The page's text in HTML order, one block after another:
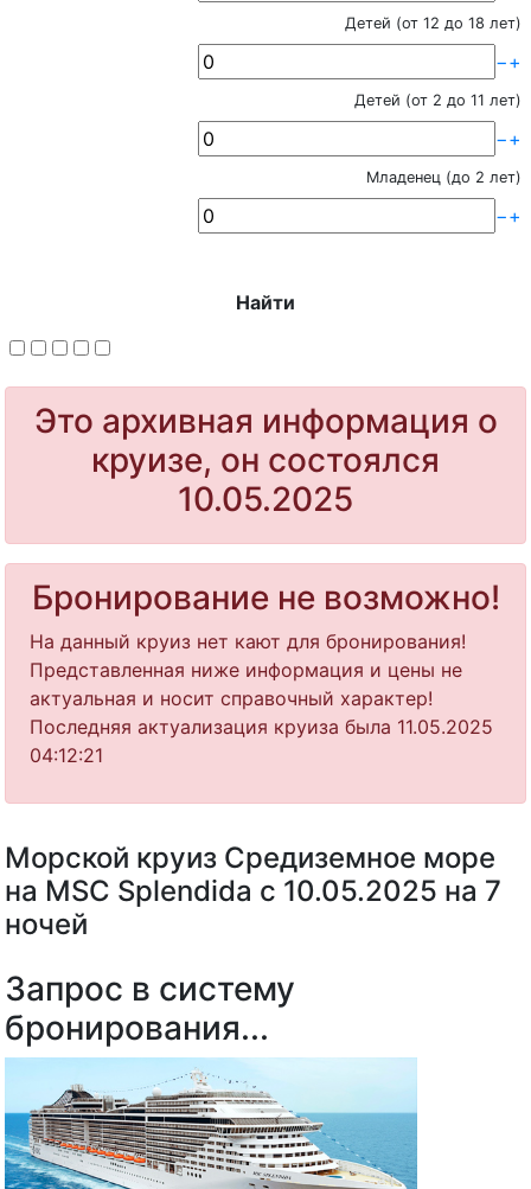
Детей (от 12 до 18 лет)
−+
Детей (от 2 до 11 лет)
−+
Младенец (до 2 лет)
−+
Найти
Это архивная информация о
круизе, он состоялся
10.05.2025
Бронирование не возможно!
На данный круиз нет кают для бронирования!
Представленная ниже информация и цены не
актуальная и носит справочный характер!
Последняя актуализация круиза была 11.05.2025
04:12:21
Морской круиз Средиземное море
на MSC Splendida с 10.05.2025 на 7
ночей
Запрос в систему
бронирования...